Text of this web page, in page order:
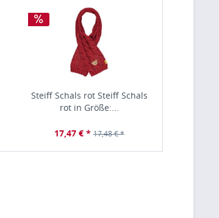
Steiff Schals rot Steiff Schals
rot in Größe:...
17,47 € * 17,48 € *